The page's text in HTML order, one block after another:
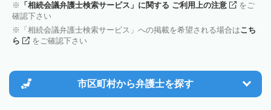
「相続会議弁護士検索サービス」に関する ご利用上の注意
をご
確認下さい
「相続会議弁護士検索サービス」への掲載を希望される場合はこち
ら
をご確認下さい
市区町村から弁護士を探す